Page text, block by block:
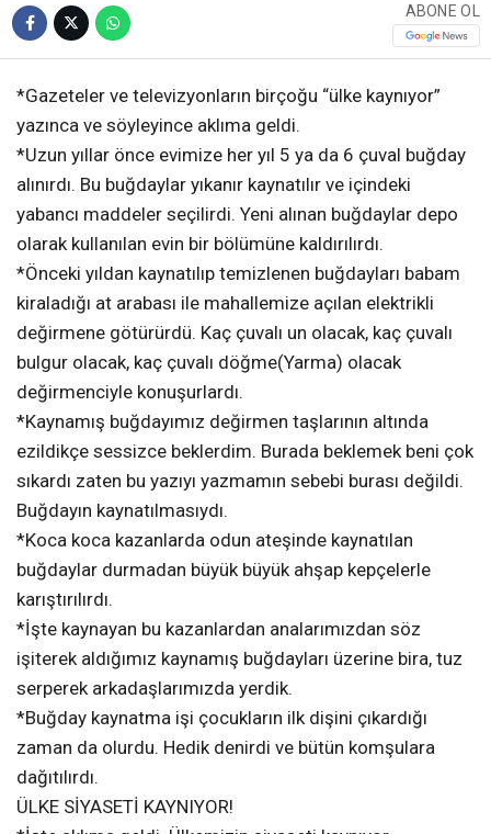
ABONE OL
*Gazeteler ve televizyonların birçoğu “ülke kaynıyor”
yazınca ve söyleyince aklıma geldi.
*Uzun yıllar önce evimize her yıl 5 ya da 6 çuval buğday
alınırdı. Bu buğdaylar yıkanır kaynatılır ve içindeki
yabancı maddeler seçilirdi. Yeni alınan buğdaylar depo
olarak kullanılan evin bir bölümüne kaldırılırdı.
*Önceki yıldan kaynatılıp temizlenen buğdayları babam
kiraladığı at arabası ile mahallemize açılan elektrikli
değirmene götürürdü. Kaç çuvalı un olacak, kaç çuvalı
bulgur olacak, kaç çuvalı döğme(Yarma) olacak
değirmenciyle konuşurlardı.
*Kaynamış buğdayımız değirmen taşlarının altında
ezildikçe sessizce beklerdim. Burada beklemek beni çok
sıkardı zaten bu yazıyı yazmamın sebebi burası değildi.
Buğdayın kaynatılmasıydı.
*Koca koca kazanlarda odun ateşinde kaynatılan
buğdaylar durmadan büyük büyük ahşap kepçelerle
karıştırılırdı.
*İşte kaynayan bu kazanlardan analarımızdan söz
işiterek aldığımız kaynamış buğdayları üzerine bira, tuz
serperek arkadaşlarımızda yerdik.
*Buğday kaynatma işi çocukların ilk dişini çıkardığı
zaman da olurdu. Hedik denirdi ve bütün komşulara
dağıtılırdı.
ÜLKE SİYASETİ KAYNIYOR!